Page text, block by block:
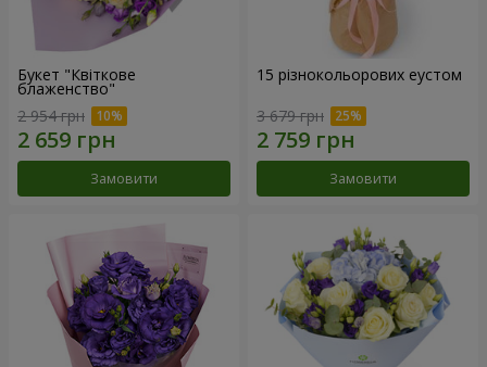
Букет "Квіткове
блаженство"
2 954 грн
Замовити
15 різнокольорових еустом
3 679 грн
Замовити